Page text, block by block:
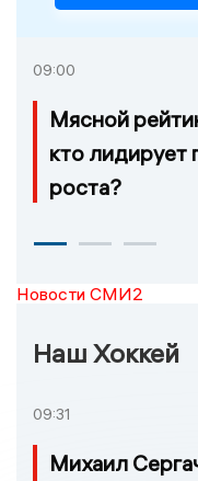
09:00
Мясной
кто лидирует
роста?
Новости СМИ2
Наш Хоккей
09:31
Михаил